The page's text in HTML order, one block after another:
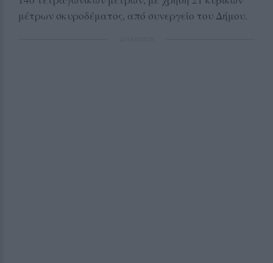
μέτρων σκυροδέματος, από συνεργείο του Δήμου.